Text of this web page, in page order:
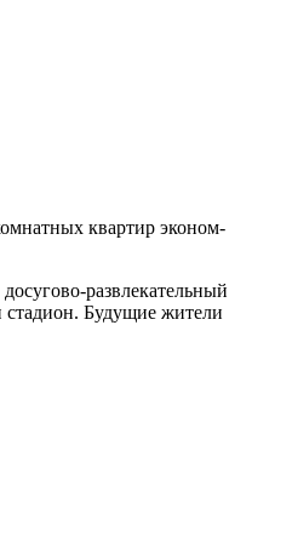
квартир эконом-
развлекательный
стадион. Будущие жители